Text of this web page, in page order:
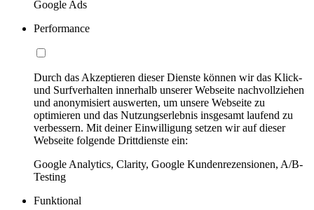
Google Ads
Performance
Durch das Akzeptieren dieser Dienste können wir das Klick-
und Surfverhalten innerhalb unserer Webseite nachvollziehen
und anonymisiert auswerten, um unsere Webseite zu
optimieren und das Nutzungserlebnis insgesamt laufend zu
verbessern. Mit deiner Einwilligung setzen wir auf dieser
Webseite folgende Drittdienste ein:
Google Analytics, Clarity, Google Kundenrezensionen, A/B-
Testing
Funktional